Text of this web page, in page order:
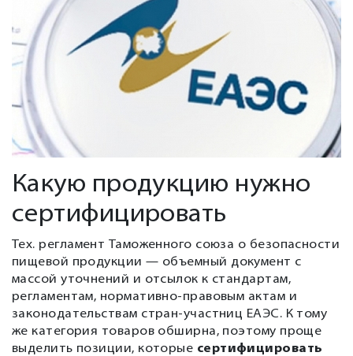
Какую продукцию нужно
сертифицировать
Тех. регламент Таможенного союза о безопасности
пищевой продукции — объемный документ с
массой уточнений и отсылок к стандартам,
регламентам, нормативно-правовым актам и
законодательствам стран-участниц ЕАЭС. К тому
же категория товаров обширна, поэтому проще
выделить позиции, которые сертифицировать